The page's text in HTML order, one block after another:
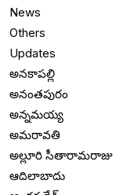
News
Others
Updates
అనకాపల్లి
అనంతపురం
అన్నమయ్య
అమరావతి
అల్లూరి సీతారామరాజు
ఆదిలాబాదు